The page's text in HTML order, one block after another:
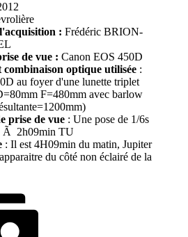
: Frédéric BRION-
de vue : Canon EOS 450D
optique utilisée :
au foyer d'une lunette triplet
F=480mm avec barlow
prise de vue : Une pose de 1/6s
Ã 2h09min TU
: Il est 4H09min du matin, Jupiter
du côté non éclairé de la